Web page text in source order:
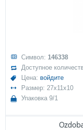
Символ: 146338
Доступное
Цена: войдите
Размер: 27x11x10
Упаковка 9/1